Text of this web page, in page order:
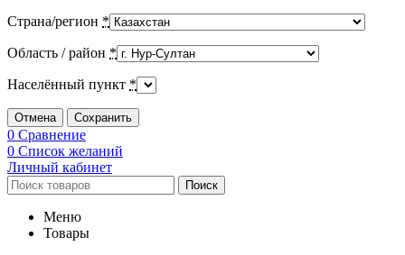
Страна/регион *
Область / район *
Населённый пункт *
Отмена Сохранить
0 Сравнение
0 Список желаний
Личный кабинет
Поиск
Меню
Товары